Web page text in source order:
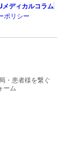
メディカルコラム
ポリシー
・患者様を繋ぐ
ーム